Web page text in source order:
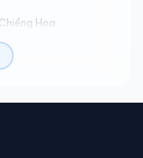
Hoa
Khương